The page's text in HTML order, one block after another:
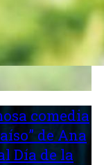
comedia
de Ana
Día de la